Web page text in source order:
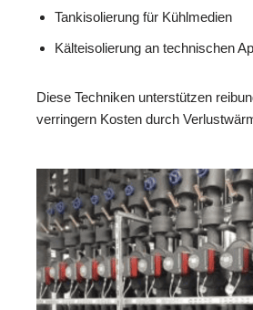
Tankisolierung für Kühlmedien
Kälteisolierung an technischen
Diese Techniken unterstützen
verringern Kosten durch